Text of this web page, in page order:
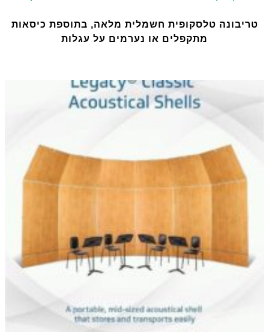
טריבונה טלסקופית חשמלית מלאה, בתוספת כיסאות
מתקפלים או נערמים על עגלות